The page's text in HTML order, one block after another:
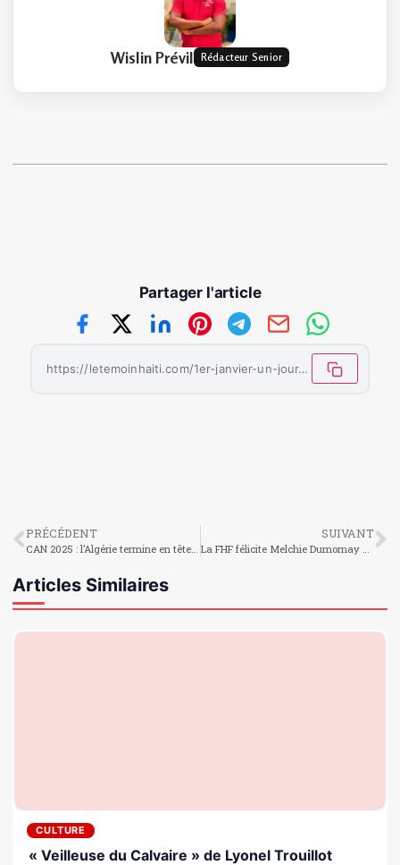
Wislin Prévil Rédacteur Senior
Partager l'article
https://letemoinhaiti.com/1er-janvier-un-jour-de-passage-un-jour-de-memoire/
PRÉCÉDENT SUIVANT
Articles Similaires
CULTURE
« Veilleuse du Calvaire » de Lyonel Trouillot